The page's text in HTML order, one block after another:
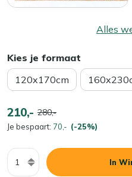
Alles
Kies je formaat
120x170cm
210,- 280,-
Je bespaart: 70,- (-25%)
Aantal
In